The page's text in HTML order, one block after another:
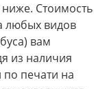
Стоимость
любых видов
вам
из наличия
по печати на